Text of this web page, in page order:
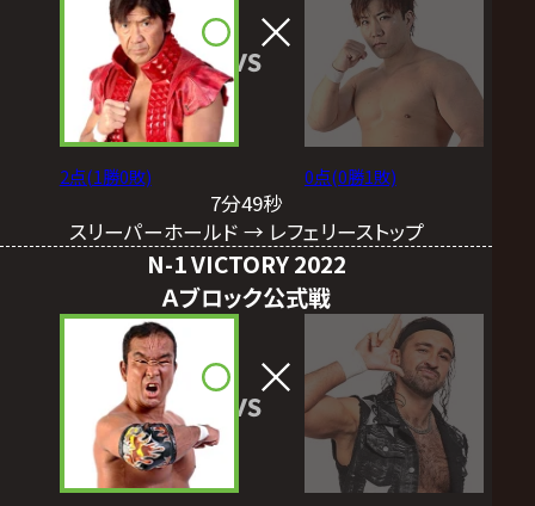
2点(1勝0敗)
VS
0点(0勝1敗)
7分49秒
スリーパーホールド → レフェリーストップ
N-1 VICTORY 2022
Ａブロック公式戦
VS